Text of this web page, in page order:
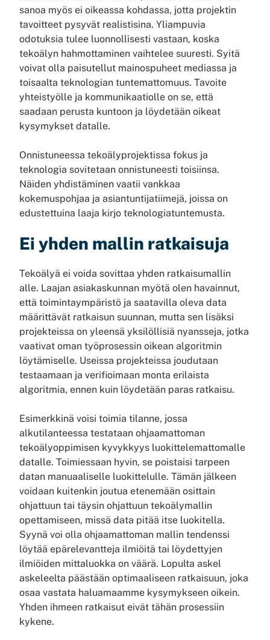
sanoa myös ei oikeassa kohdassa, jotta projektin
tavoitteet pysyvät realistisina. Yliampuvia
odotuksia tulee luonnollisesti vastaan, koska
tekoälyn hahmottaminen vaihtelee suuresti. Syitä
voivat olla paisutellut mainospuheet mediassa ja
toisaalta teknologian tuntemattomuus. Tavoite
yhteistyölle ja kommunikaatiolle on se, että
saadaan perusta kuntoon ja löydetään oikeat
kysymykset datalle.
Onnistuneessa tekoälyprojektissa fokus ja
teknologia sovitetaan onnistuneesti toisiinsa.
Näiden yhdistäminen vaatii vankkaa
kokemuspohjaa ja asiantuntijatiimejä, joissa on
edustettuina laaja kirjo teknologiatuntemusta.
Ei yhden mallin ratkaisuja
Tekoälyä ei voida sovittaa yhden ratkaisumallin
alle. Laajan asiakaskunnan myötä olen havainnut,
että toimintaympäristö ja saatavilla oleva data
määrittävät ratkaisun suunnan, mutta sen lisäksi
projekteissa on yleensä yksilöllisiä nyansseja, jotka
vaativat oman työprosessin oikean algoritmin
löytämiselle. Useissa projekteissa joudutaan
testaamaan ja verifioimaan monta erilaista
algoritmia, ennen kuin löydetään paras ratkaisu.
Esimerkkinä voisi toimia tilanne, jossa
alkutilanteessa testataan ohjaamattoman
tekoälyoppimisen kyvykkyys luokittelemattomalle
datalle. Toimiessaan hyvin, se poistaisi tarpeen
datan manuaaliselle luokittelulle. Tämän jälkeen
voidaan kuitenkin joutua etenemään osittain
ohjattuun tai täysin ohjattuun tekoälymallin
opettamiseen, missä data pitää itse luokitella.
Syynä voi olla ohjaamattoman mallin tendenssi
löytää epärelevantteja ilmiöitä tai löydettyjen
ilmiöiden mittaluokka on väärä. Lopulta askel
askeleelta päästään optimaaliseen ratkaisuun, joka
osaa vastata haluamaamme kysymykseen oikein.
Yhden ihmeen ratkaisut eivät tähän prosessiin
kykene.